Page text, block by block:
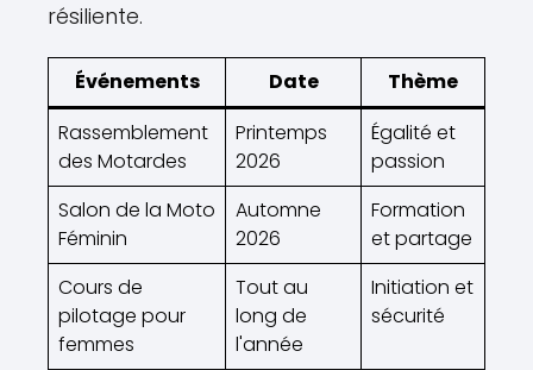
résiliente.
Événements Date
Thème
Rassemblement
des Motardes
Printemps
2026
Égalité et
passion
Salon de la Moto
Féminin
Automne
2026
Formation
et partage
Cours de
pilotage pour
femmes
Tout au
long de
l'année
Initiation et
sécurité